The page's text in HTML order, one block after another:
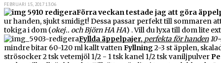
FEBRUARI 15, 2017 13:06
Förra veckan testade jag att göra
ur handen, sjukt smidigt! Dessa passar perfekt till sommaren
tokiga i dom (okej.. och Björn HA HA) . Vill du lyxa till dom lite
Fyllda äppelpajer, perfekta för handen
mindre bitar 60-120 ml kallt vattenFyllning2-3 st äpplen,
strösocker 2 tsk vetemjöl 1/2 - 1 tsk kanel 1/2 tsk vaniljpulver